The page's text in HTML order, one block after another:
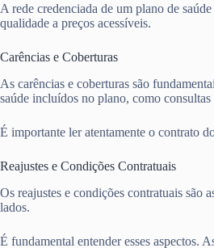
A rede credenciada de um plano de
qualidade a preços acessíveis.
Carências e Coberturas
As carências e coberturas são
saúde incluídos no plano, como consultas
É importante ler atentamente o contrato
Reajustes e Condições Contratuais
Os reajustes e condições contratuais são
lados.
É fundamental entender esses aspectos.